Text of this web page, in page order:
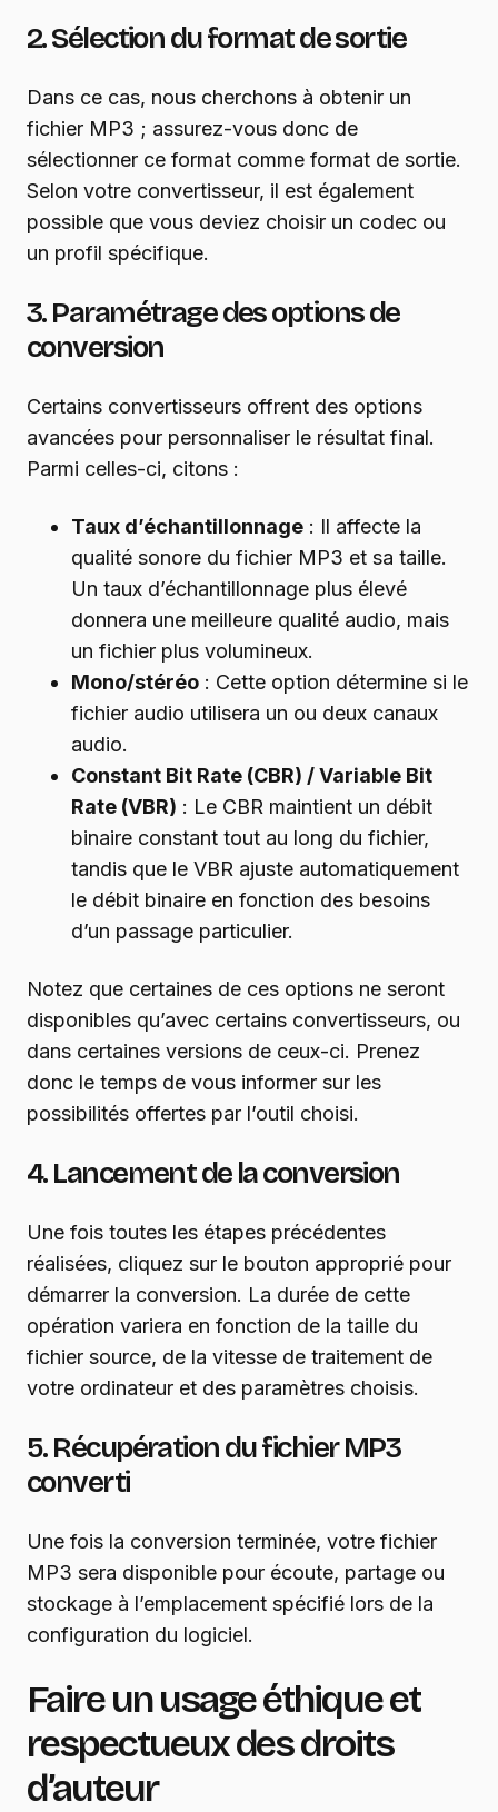
2. Sélection du format de sortie
Dans ce cas, nous cherchons à obtenir un
fichier MP3 ; assurez-vous donc de
sélectionner ce format comme format de sortie.
Selon votre convertisseur, il est également
possible que vous deviez choisir un codec ou
un profil spécifique.
3. Paramétrage des options de
conversion
Certains convertisseurs offrent des options
avancées pour personnaliser le résultat final.
Parmi celles-ci, citons :
Taux d’échantillonnage : Il affecte la
qualité sonore du fichier MP3 et sa taille.
Un taux d’échantillonnage plus élevé
donnera une meilleure qualité audio, mais
un fichier plus volumineux.
Mono/stéréo : Cette option détermine si le
fichier audio utilisera un ou deux canaux
audio.
Constant Bit Rate (CBR) / Variable Bit
Rate (VBR) : Le CBR maintient un débit
binaire constant tout au long du fichier,
tandis que le VBR ajuste automatiquement
le débit binaire en fonction des besoins
d’un passage particulier.
Notez que certaines de ces options ne seront
disponibles qu’avec certains convertisseurs, ou
dans certaines versions de ceux-ci. Prenez
donc le temps de vous informer sur les
possibilités offertes par l’outil choisi.
4. Lancement de la conversion
Une fois toutes les étapes précédentes
réalisées, cliquez sur le bouton approprié pour
démarrer la conversion. La durée de cette
opération variera en fonction de la taille du
fichier source, de la vitesse de traitement de
votre ordinateur et des paramètres choisis.
5. Récupération du fichier MP3
converti
Une fois la conversion terminée, votre fichier
MP3 sera disponible pour écoute, partage ou
stockage à l’emplacement spécifié lors de la
configuration du logiciel.
Faire un usage éthique et
respectueux des droits
d’auteur